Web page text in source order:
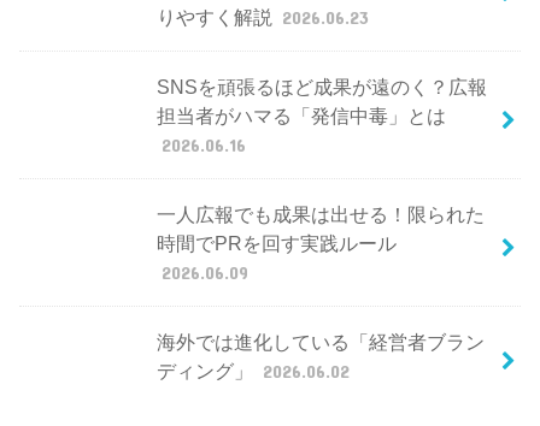
りやすく解説
2026.06.23
SNSを頑張るほど成果が遠のく？広報
担当者がハマる「発信中毒」とは
2026.06.16
一人広報でも成果は出せる！限られた
時間でPRを回す実践ルール
2026.06.09
海外では進化している「経営者ブラン
ディング」
2026.06.02